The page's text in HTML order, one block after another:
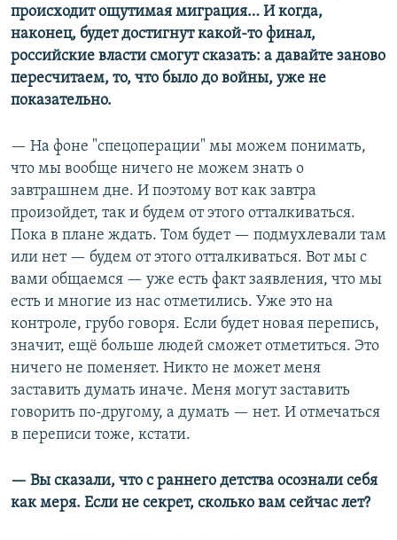
происходит ощутимая миграция… И когда,
наконец, будет достигнут какой-то финал,
российские власти смогут сказать: а давайте заново
пересчитаем, то, что было до войны, уже не
показательно.
— На фоне "спецоперации" мы можем понимать,
что мы вообще ничего не можем знать о
завтрашнем дне. И поэтому вот как завтра
произойдет, так и будем от этого отталкиваться.
Пока в плане ждать. Том будет — подмухлевали там
или нет — будем от этого отталкиваться. Вот мы с
вами общаемся — уже есть факт заявления, что мы
есть и многие из нас отметились. Уже это на
контроле, грубо говоря. Если будет новая перепись,
значит, ещё больше людей сможет отметиться. Это
ничего не поменяет. Никто не может меня
заставить думать иначе. Меня могут заставить
говорить по-другому, а думать — нет. И отмечаться
в переписи тоже, кстати.
— Вы сказали, что с раннего детства осознали себя
как меря. Если не секрет, сколько вам сейчас лет?